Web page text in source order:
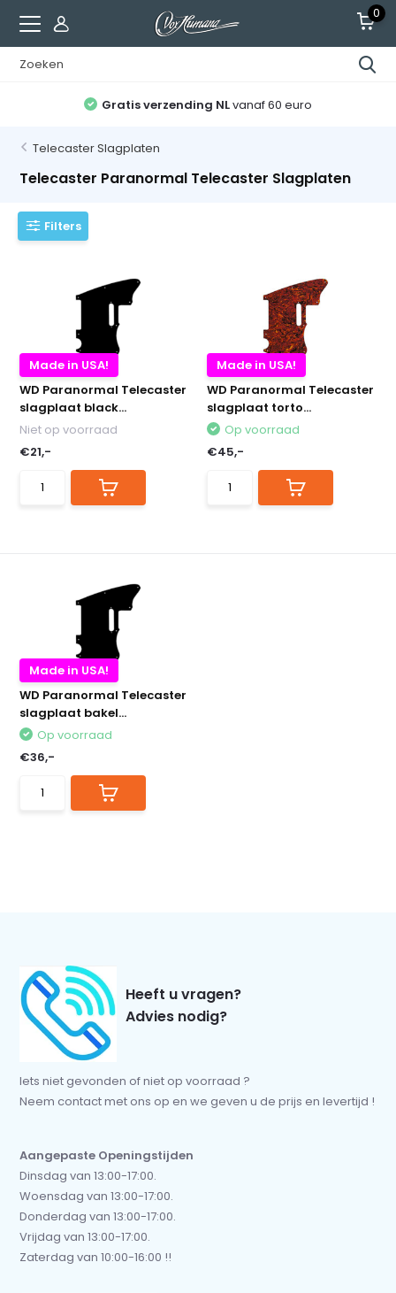
0
Gratis verzending NLvanaf 60 euro
Telecaster Slagplaten
Telecaster Paranormal Telecaster Slagplaten
Filters
Made in USA!
WD Paranormal Telecaster
slagplaat black...
Niet op voorraad
€21,-
Made in USA!
WD Paranormal Telecaster
slagplaat torto...
Op voorraad
€45,-
Made in USA!
WD Paranormal Telecaster
slagplaat bakel...
Op voorraad
€36,-
Heeft u vragen?
Advies nodig?
Iets niet gevonden of niet op voorraad ?
Neem contact met ons op en we geven u de prijs en levertijd !
Aangepaste Openingstijden
Dinsdag van 13:00-17:00.
Woensdag van 13:00-17:00.
Donderdag van 13:00-17:00.
Vrijdag van 13:00-17:00.
Zaterdag van 10:00-16:00 !!